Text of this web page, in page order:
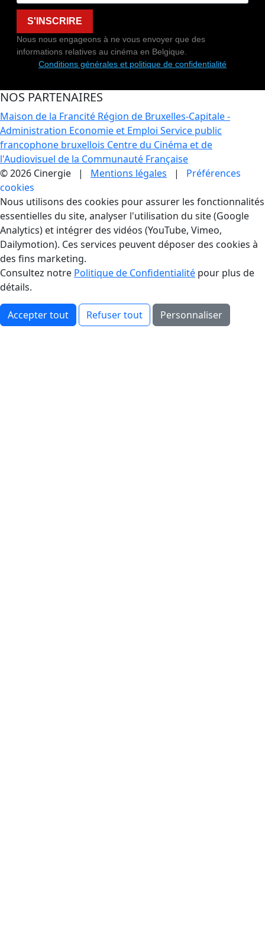
S'INSCRIRE
Nous nous engageons à ne vous envoyer que des
informations relatives au cinéma en Belgique.
Conditions générales et politique de confidentialité
NOS PARTENAIRES
Maison de la Francité Région de Bruxelles-Capitale -
Administration Economie et Emploi Service public
francophone bruxellois Centre du Cinéma et de
l'Audiovisuel de la Communauté Française
© 2026 Cinergie | Mentions légales | Préférences
cookies
Gestion des Cookies
Nous utilisons des cookies pour assurer les fonctionnalités
essentielles du site, analyser l'utilisation du site (Google
Analytics) et intégrer des vidéos (YouTube, Vimeo,
Dailymotion). Ces services peuvent déposer des cookies à
des fins marketing.
Consultez notre Politique de Confidentialité pour plus de
détails.
Accepter tout Refuser tout Personnaliser